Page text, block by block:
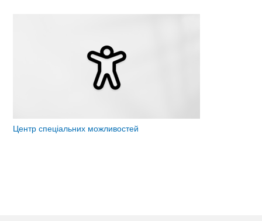
Центр спеціальних можливостей